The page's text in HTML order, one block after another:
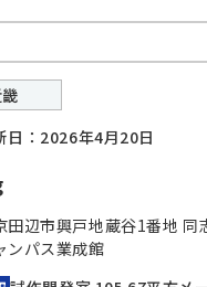
日：2026年4月20日
田辺市興戸地蔵谷1番地 同
ンパス業成館